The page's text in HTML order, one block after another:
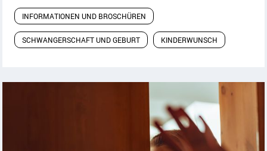
INFORMATIONEN UND BROSCHÜREN
SCHWANGERSCHAFT UND GEBURT KINDERWUNSCH